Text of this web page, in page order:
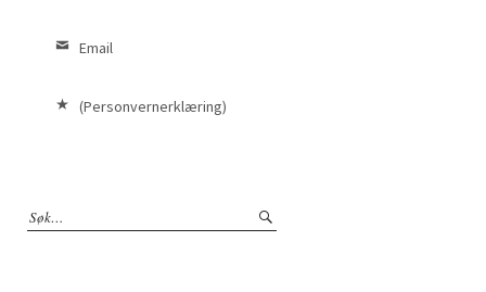
Email
(Personvernerklæring)